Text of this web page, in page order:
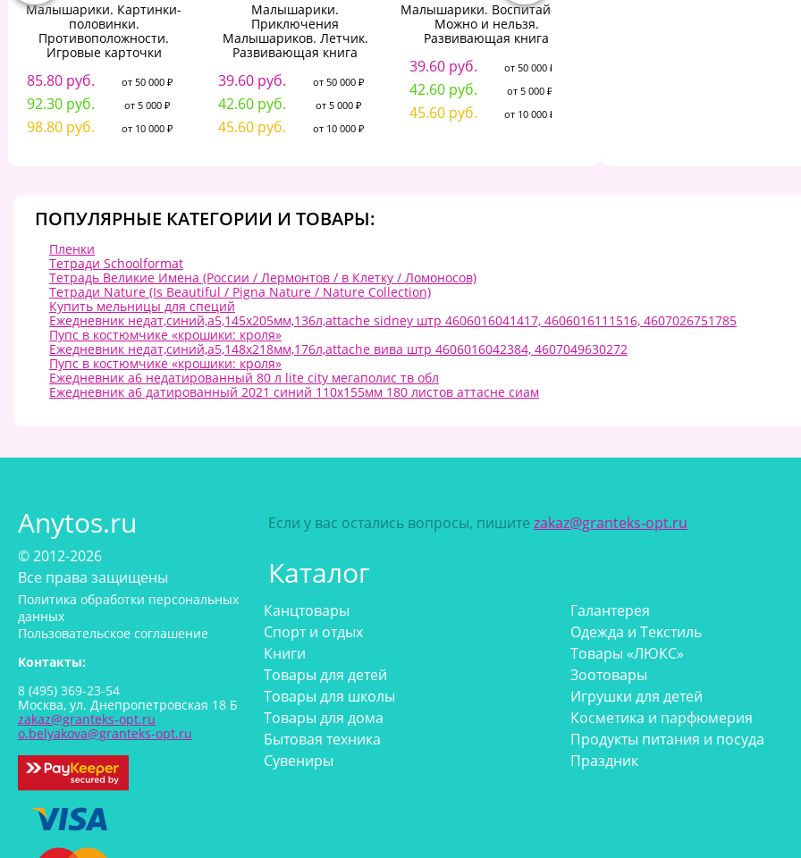
Малышарики. Картинки-
половинки.
Противоположности.
Игровые карточки
85.80 руб. от 50 000 ₽
92.30 руб. от 5 000 ₽
98.80 руб. от 10 000 ₽
Малышарики.
Приключения
Малышариков. Летчик.
Развивающая книга
39.60 руб. от 50 000 ₽
42.60 руб. от 5 000 ₽
45.60 руб. от 10 000 ₽
Малышарики. Воспитай-ка.
Можно и нельзя.
Развивающая книга
39.60 руб. от 50 000 ₽
42.60 руб. от 5 000 ₽
45.60 руб. от 10 000 ₽
ПОПУЛЯРНЫЕ КАТЕГОРИИ И ТОВАРЫ:
Пленки
Тетради Schoolformat
Тетрадь Великие Имена (России / Лермонтов / в Клетку / Ломоносов)
Тетради Nature (Is Beautiful / Pigna Nature / Nature Collection)
Купить мельницы для специй
Ежедневник недат,синий,а5,145х205мм,136л,attache sidney штр 4606016041417, 4606016111516, 4607026751785
Пупс в костюмчике «крошики: кроля»
Ежедневник недат,синий,а5,148х218мм,176л,attache вива штр 4606016042384, 4607049630272
Пупс в костюмчике «крошики: кроля»
Ежедневник а6 недатированный 80 л lite city мегаполис тв обл
Ежедневник а6 датированный 2021 синий 110х155мм 180 листов аттасне сиам
Anytos.ru
© 2012-2026
Все права защищены
Политика обработки персональных
данных
Пользовательское соглашение
Контакты:
8 (495) 369-23-54
Москва, ул. Днепропетровская 18 Б
zakaz@granteks-opt.ru
o.belyakova@granteks-opt.ru
Если у вас остались вопросы, пишите zakaz@granteks-opt.ru
Каталог
Канцтовары
Спорт и отдых
Книги
Товары для детей
Товары для школы
Товары для дома
Бытовая техника
Сувениры
Галантерея
Одежда и Текстиль
Товары «ЛЮКС»
Зоотовары
Игрушки для детей
Косметика и парфюмерия
Продукты питания и посуда
Праздник